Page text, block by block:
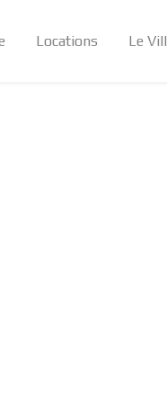
Locations Le